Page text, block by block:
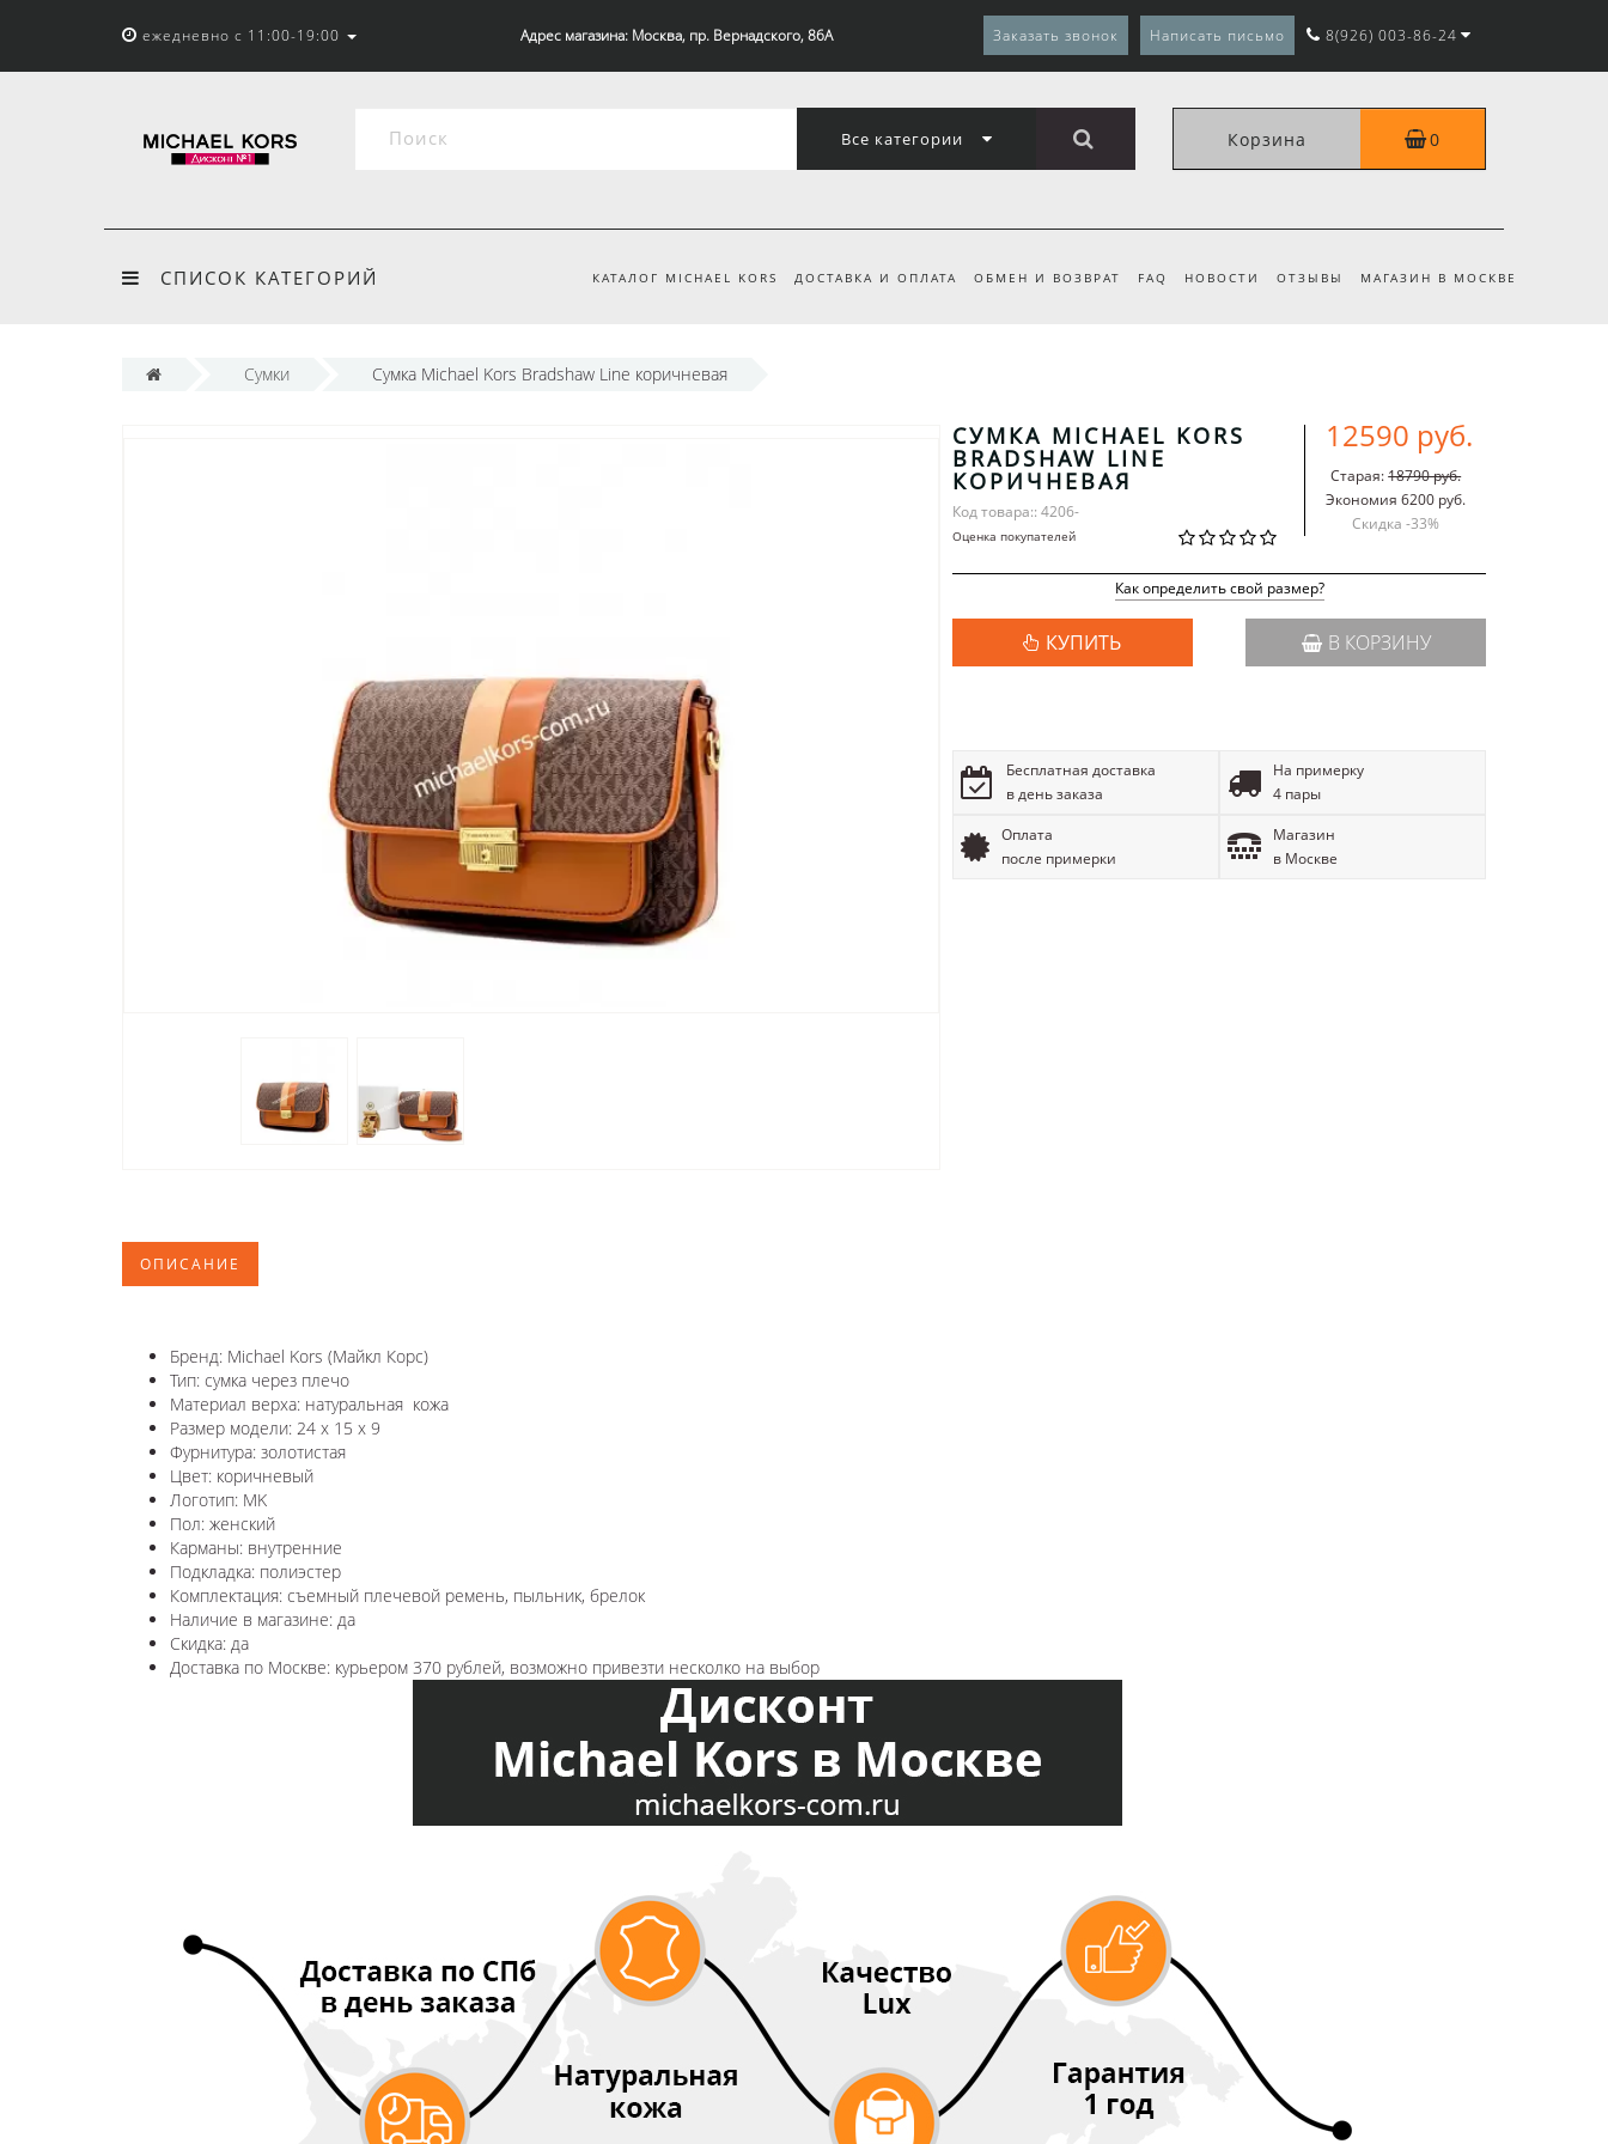
ежедневно с 11:00-19:00 Адрес магазина: Москва, пр. Вернадского, 86А Заказать звонок Написать письмо 8(926) 003-86-24
Все категории Корзина 0
СПИСОК КАТЕГОРИЙ КАТАЛОГ MICHAEL KORS ДОСТАВКА И ОПЛАТА ОБМЕН И ВОЗВРАТ FAQ НОВОСТИ ОТЗЫВЫ МАГАЗИН В МОСКВЕ
Сумки Сумка Michael Kors Bradshaw Line коричневая
СУМКА MICHAEL KORS
BRADSHAW LINE
КОРИЧНЕВАЯ
Код товара:: 4206-
Оценка покупателей
12590 руб.
Старая:18790 руб.
Экономия 6200 руб.
Скидка -33%
Как определить свой размер?
КУПИТЬ В КОРЗИНУ
Бесплатная доставка
в день заказа
На примерку
4 пары
Оплата
после примерки
Магазин
в Москве
ОПИСАНИЕ
Бренд: Michael Kors (Майкл Корс)
Тип: сумка через плечо
Материал верха: натуральная кожа
Размер модели: 24 х 15 х 9
Фурнитура: золотистая
Цвет: коричневый
Логотип: MK
Пол: женский
Карманы: внутренние
Подкладка: полиэстер
Комплектация: съемный плечевой ремень, пыльник, брелок
Наличие в магазине: да
Скидка: да
Доставка по Москве: курьером 370 рублей, возможно привезти несколко на выбор